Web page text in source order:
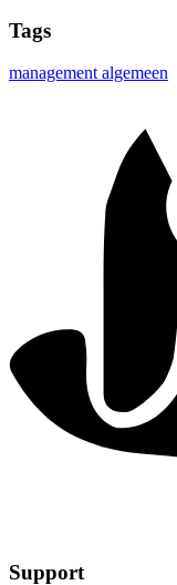
Tags
management algemeen
Support